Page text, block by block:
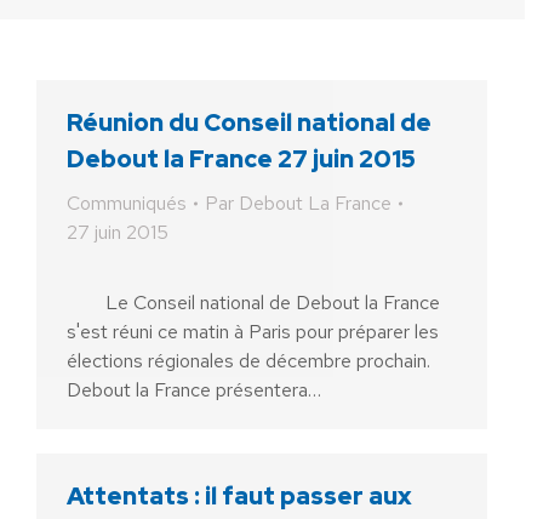
Réunion du Conseil national de
Debout la France 27 juin 2015
Communiqués Par Debout La France
27 juin 2015
Le Conseil national de Debout la France
s'est réuni ce matin à Paris pour préparer les
élections régionales de décembre prochain.
Debout la France présentera…
Attentats : il faut passer aux